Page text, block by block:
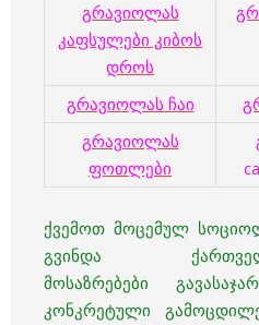
გრავიოლას
კაფსულები კიბოს
დროს
გრავიოლას ჩაი
გრავიოლას
ფოთლები
ქვემოთ მოცემულ
გვინდა
მოსაზრებები
კონკრეტული